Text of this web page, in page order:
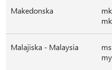
Makedonska
mk
Malajiska - Malaysia
my